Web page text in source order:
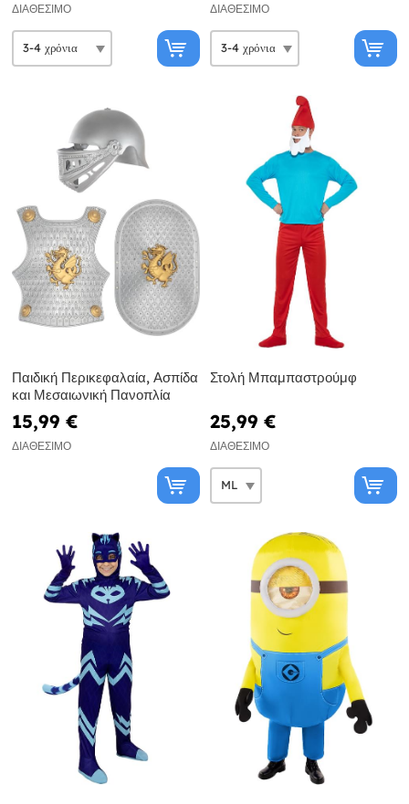
ΔΙΑΘΈΣΙΜΟ ΔΙΑΘΈΣΙΜΟ
Παιδική Περικεφαλαία, Ασπίδα
και Μεσαιωνική Πανοπλία
15,99 €
ΔΙΑΘΈΣΙΜΟ
Στολή Μπαμπαστρούμφ
25,99 €
ΔΙΑΘΈΣΙΜΟ